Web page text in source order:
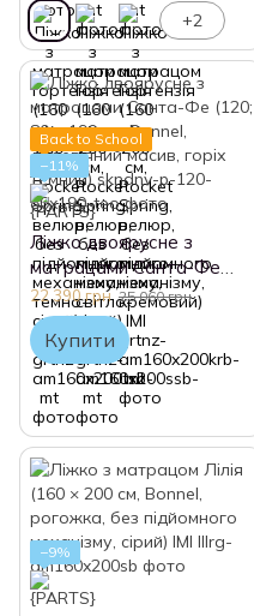
+2
Back to School
−11%
Ліжко двоярусне з
матрацами Санта-Фе
(120; 80 × 190 см, Bonnel,
дерев'яний масив, горіх
темний)
22 390 грн 25 060 грн
Купити
−9%